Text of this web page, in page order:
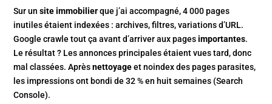
Sur unsite immobilierque j’ai accompagné, 4 000 pages
inutiles étaient indexées : archives, filtres, variations d’URL.
Google crawle tout ça avant d’arriver aux pagesimportantes.
Le résultat ? Les annonces principales étaient vues tard, donc
mal classées. Aprèsnettoyageet noindex des pages parasites,
les impressions ont bondi de 32 % en huit semaines (Search
Console).